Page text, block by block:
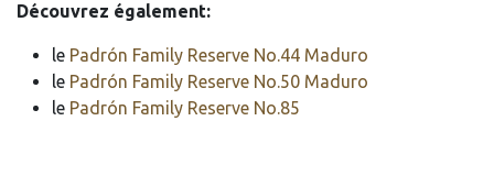
Découvrez également:
le Padrón Family Reserve No.44 Maduro
le Padrón Family Reserve No.50 Maduro
le Padrón Family Reserve No.85